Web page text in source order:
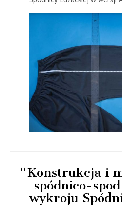
“Konstrukcja i
spódnico-
wykroju